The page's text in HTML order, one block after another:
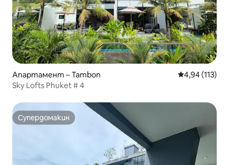
Апартамент – Tambon Средна
4,94 (113)
Sky Lofts Phuket # 4
Супердомакин
Супердомакин